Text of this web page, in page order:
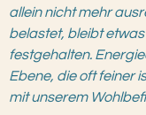
allein nicht mehr
belastet, bleibt
festgehalten.
Ebene, die oft feiner
mit unserem